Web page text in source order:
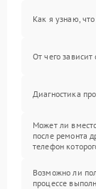
Как я узнаю,
От чего
Диагностика
Может ли
после ремонта
телефон
Возможно ли
процессе